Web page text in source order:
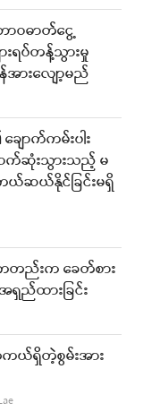
ဝဓာတ်ငွေ့
ားရပ်တန့်သွားမှု
အားလျော့မည်
ောက်ကမ်းပါး
ာက်ဆုံးသွားသည့် မ
ဆယ်နိုင်ခြင်းမရှိ
တည်းက ခေတ်စား
ရှည်ထားခြင်း
ယ်ရှိတဲ့စွမ်းအား